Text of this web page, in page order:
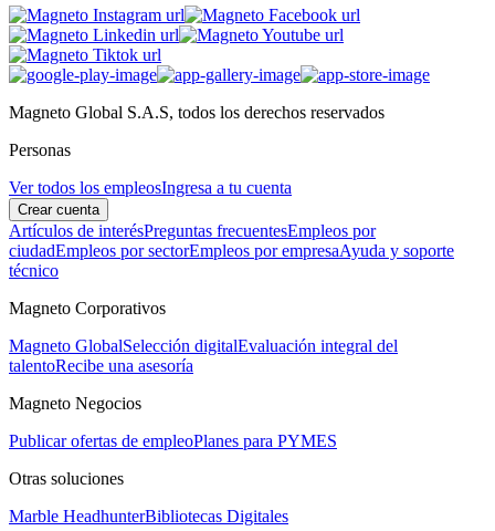
Magneto Global S.A.S, todos los derechos reservados
Personas
Ver todos los empleosIngresa a tu cuenta
Crear cuenta
Artículos de interésPreguntas frecuentesEmpleos por
ciudadEmpleos por sectorEmpleos por empresaAyuda y soporte
técnico
Magneto Corporativos
Magneto GlobalSelección digitalEvaluación integral del
talentoRecibe una asesoría
Magneto Negocios
Publicar ofertas de empleoPlanes para PYMES
Otras soluciones
Marble HeadhunterBibliotecas Digitales